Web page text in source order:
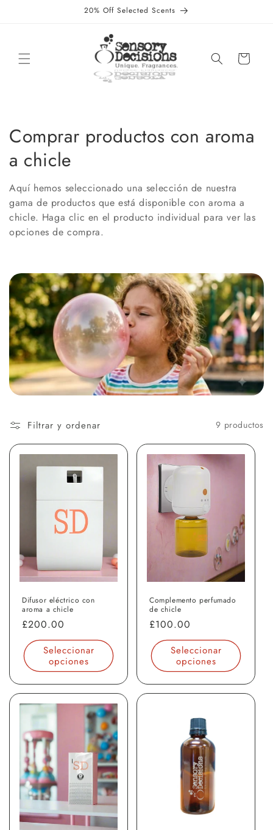
20% Off Selected Scents
Carrito
C
o
l
e
c
i
ó
n
:
Comprar productos con aroma
a chicle
Aquí hemos seleccionado una selección de nuestra
gama de productos que está disponible con aroma a
chicle. Haga clic en el producto individual para ver las
opciones de compra.
Filtrar y ordenar 9 productos
Difusor eléctrico con
aroma a chicle
Precio
habitual
£200.00
Seleccionar
opciones
Complemento perfumado
de chicle
Precio
habitual
£100.00
Seleccionar
opciones